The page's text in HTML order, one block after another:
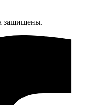
защищены.